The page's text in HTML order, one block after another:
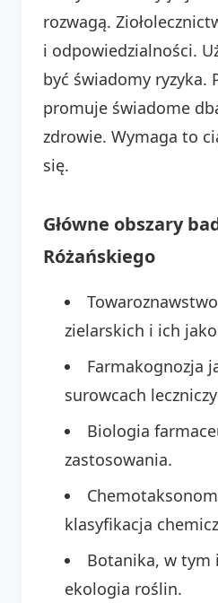
rozwagą.
i odpowiedzialności.
być świadomy ryzyka.
promuje świadome
zdrowie. Wymaga to
się.
Główne obszary
Różańskiego
zielarskich i ich
Farmakognozja
surowcach
Biologia
zastosowania.
klasyfikacja
Botanika, w tym
ekologia roślin.